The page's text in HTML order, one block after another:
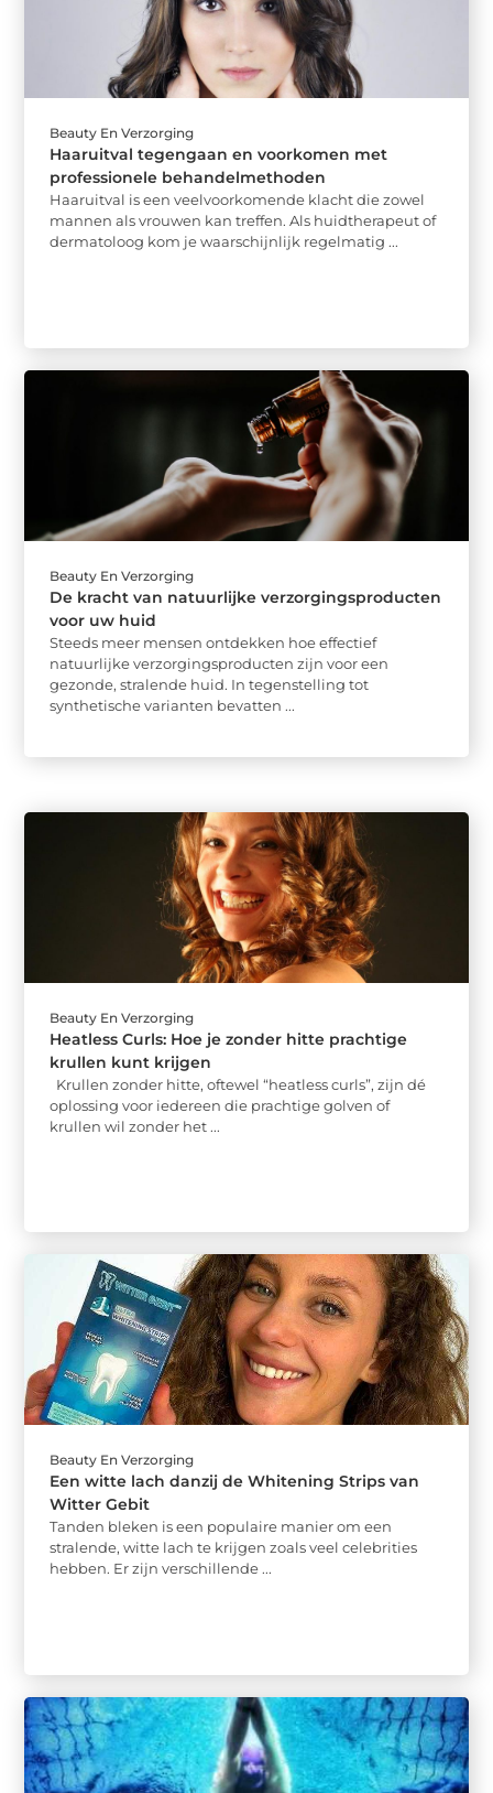
Beauty En Verzorging
Haaruitval tegengaan en voorkomen met
professionele behandelmethoden
Haaruitval is een veelvoorkomende klacht die zowel
mannen als vrouwen kan treffen. Als huidtherapeut of
dermatoloog kom je waarschijnlijk regelmatig ...
Beauty En Verzorging
De kracht van natuurlijke verzorgingsproducten
voor uw huid
Steeds meer mensen ontdekken hoe effectief
natuurlijke verzorgingsproducten zijn voor een
gezonde, stralende huid. In tegenstelling tot
synthetische varianten bevatten ...
Beauty En Verzorging
Heatless Curls: Hoe je zonder hitte prachtige
krullen kunt krijgen
Krullen zonder hitte, oftewel “heatless curls”, zijn dé
oplossing voor iedereen die prachtige golven of
krullen wil zonder het ...
Beauty En Verzorging
Een witte lach danzij de Whitening Strips van
Witter Gebit
Tanden bleken is een populaire manier om een
stralende, witte lach te krijgen zoals veel celebrities
hebben. Er zijn verschillende ...